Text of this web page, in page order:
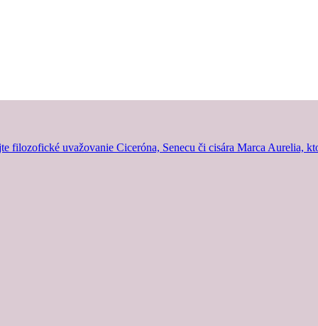
filozofické uvažovanie Ciceróna, Senecu či cisára Marca Aurelia,